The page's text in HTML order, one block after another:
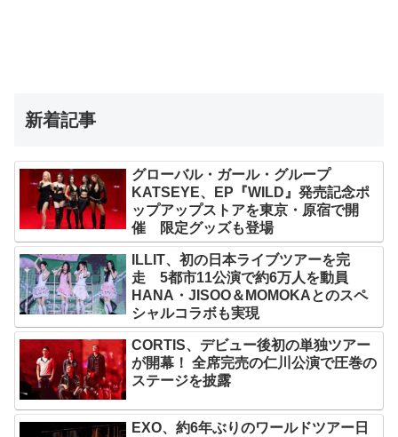
新着記事
グローバル・ガール・グループ
KATSEYE、EP『WILD』発売記念ポ
ップアップストアを東京・原宿で開
催 限定グッズも登場
ILLIT、初の日本ライブツアーを完
走 5都市11公演で約6万人を動員
HANA・JISOO＆MOMOKAとのスペ
シャルコラボも実現
CORTIS、デビュー後初の単独ツアー
が開幕！ 全席完売の仁川公演で圧巻の
ステージを披露
EXO、約6年ぶりのワールドツアー日